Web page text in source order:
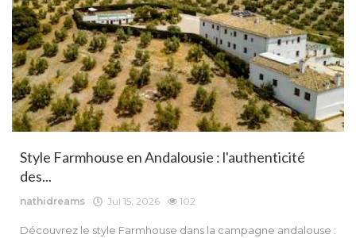
Style Farmhouse en Andalousie : l'authenticité
des...
nathidreams Jul 15, 2026 102
Découvrez le style Farmhouse dans la campagne andalouse :